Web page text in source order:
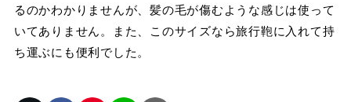
るのかわかりませんが、髪の毛が傷むような感じは使って
いてありません。また、このサイズなら旅行鞄に入れて持
ち運ぶにも便利でした。